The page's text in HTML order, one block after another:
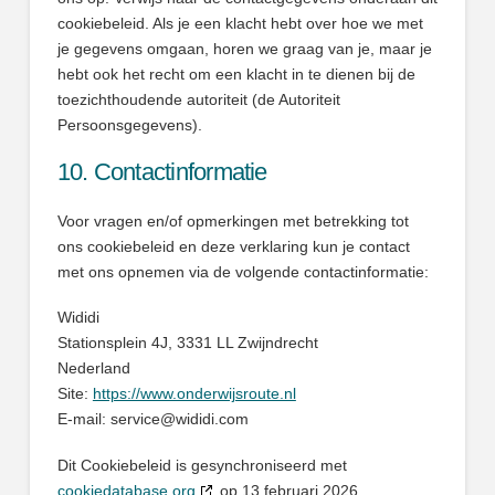
cookiebeleid. Als je een klacht hebt over hoe we met
je gegevens omgaan, horen we graag van je, maar je
hebt ook het recht om een klacht in te dienen bij de
toezichthoudende autoriteit (de Autoriteit
Persoonsgegevens).
10. Contactinformatie
Voor vragen en/of opmerkingen met betrekking tot
ons cookiebeleid en deze verklaring kun je contact
met ons opnemen via de volgende contactinformatie:
Wididi
Stationsplein 4J, 3331 LL Zwijndrecht
Nederland
Site: https://www.onderwijsroute.nl
E-mail: service@wididi.com
Dit Cookiebeleid is gesynchroniseerd met
cookiedatabase.org
op 13 februari 2026.